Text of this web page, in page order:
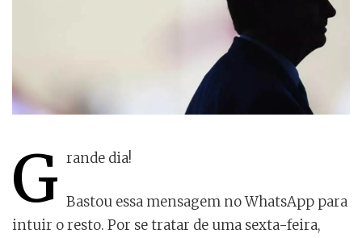
G rande dia!
Bastou essa mensagem no WhatsApp para
intuir o resto. Por se tratar de uma sexta-feira,